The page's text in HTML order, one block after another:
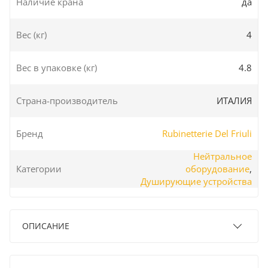
Вес (кг) 4
Вес в упаковке (кг) 4.8
Страна-производитель ИТАЛИЯ
Бренд Rubinetterie Del Friuli
Категории
Нейтральное
оборудование,
Душирующие устройства
ОПИСАНИЕ